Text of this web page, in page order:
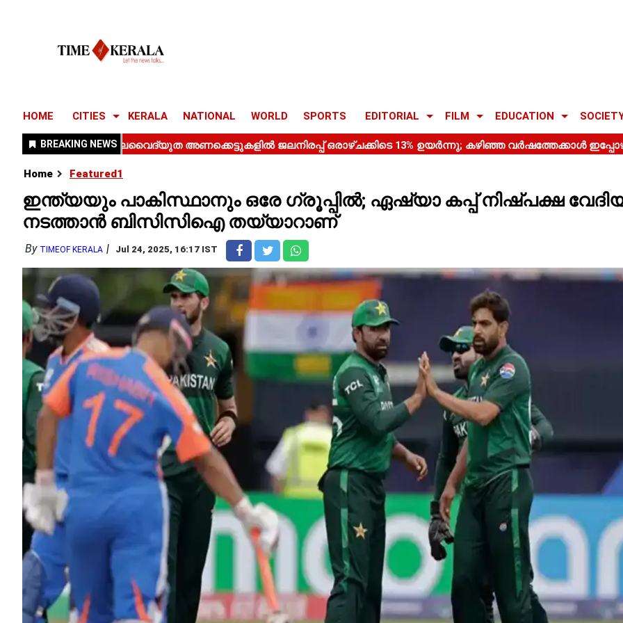
HOME CITIES KERALA NATIONAL WORLD SPORTS EDITORIAL FILM EDUCATION
Home Featured1
ഇന്ത്യയും പാകിസ്ഥാനും ഒരേ ഗ്രൂപ്പിൽ; ഏഷ്യാ കപ്പ് നിഷ്പക്ഷ
നടത്താൻ ബിസിസിഐ തയ്യാറാണ്
By TIMEOF KERALA Jul 24, 2025, 16:17 IST